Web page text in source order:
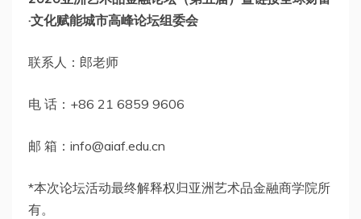
·文化赋能城市高峰论坛组委会
联系人：郎老师
电 话：+86 21 6859 9606
邮 箱： info@aiaf.edu.cn
*本次论坛活动最终解释权归亚洲艺术品金融商学院所
有。